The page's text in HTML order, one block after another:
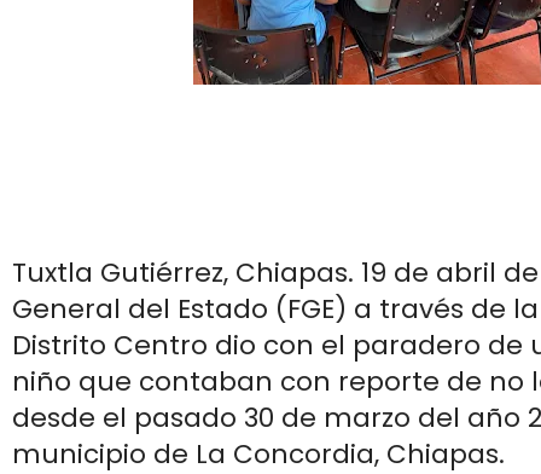
Tuxtla Gutiérrez, Chiapas. 19 de abril
General del Estado (FGE) a través de
Distrito Centro dio con el paradero de
niño que contaban con reporte de no
desde el pasado 30 de marzo del año
municipio de La Concordia, Chiapas.